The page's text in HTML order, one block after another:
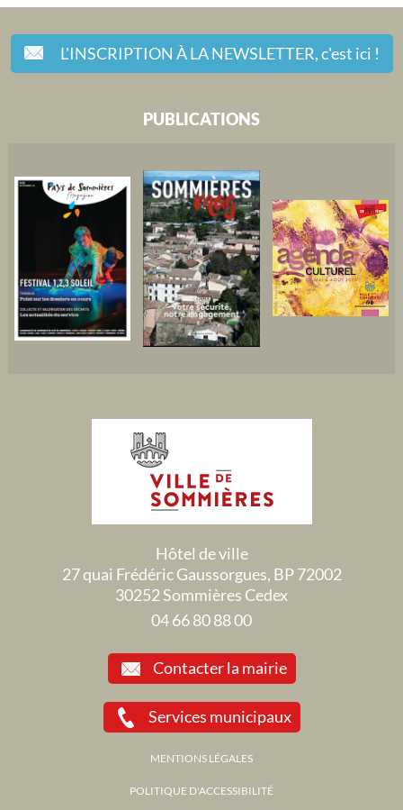
L'INSCRIPTION À LA NEWSLETTER,c'est ici !
PUBLICATIONS
Hôtel de ville
27 quai Frédéric Gaussorgues, BP 72002
30252 Sommières Cedex
04 66 80 88 00
Contacter la mairie
Services municipaux
MENTIONS LÉGALES
POLITIQUE D'ACCESSIBILITÉ